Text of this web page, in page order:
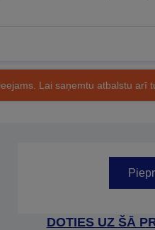
Lai saņemtu atbalstu arī
DOTIES UZ ŠĀ